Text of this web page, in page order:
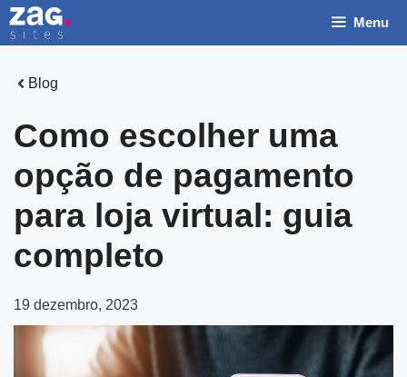
Pular
para
conteúdo
Menu
Blog
Como escolher uma
opção de pagamento
para loja virtual: guia
completo
19 dezembro, 2023